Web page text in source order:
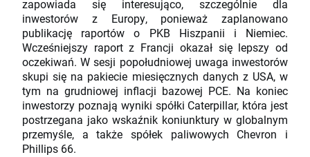
zapowiada się interesująco, szczególnie dla
inwestorów z Europy, ponieważ zaplanowano
publikację raportów o PKB Hiszpanii i Niemiec.
Wcześniejszy raport z Francji okazał się lepszy od
oczekiwań. W sesji popołudniowej uwaga inwestorów
skupi się na pakiecie miesięcznych danych z USA, w
tym na grudniowej inflacji bazowej PCE. Na koniec
inwestorzy poznają wyniki spółki Caterpillar, która jest
postrzegana jako wskaźnik koniunktury w globalnym
przemyśle, a także spółek paliwowych Chevron i
Phillips 66.